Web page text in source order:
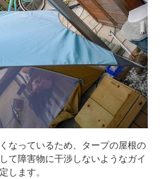
なっているため、タープの屋根の
て障害物に干渉しないようなガイ
します。